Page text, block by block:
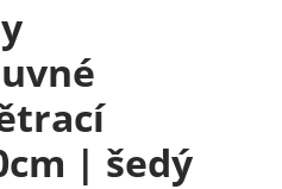
| šedý